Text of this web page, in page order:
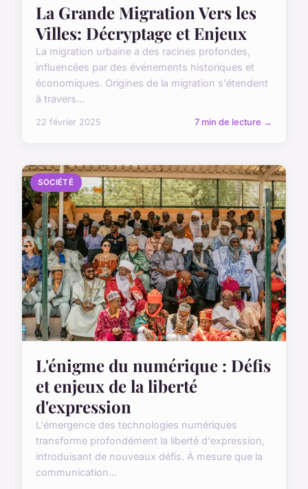
La Grande Migration Vers les
Villes: Décryptage et Enjeux
La migration urbaine a des racines profondes,
influencées par des événements historiques et
économiques. Origines de la migration s'étendent
à travers...
22 février 2025 7 min de lecture →
SOCIÉTÉ
L'énigme du numérique : Défis
et enjeux de la liberté
d'expression
L'émergence des technologies numériques
transforme profondément la liberté d'expression,
introduisant de nouveaux défis. À mesure que la
communication...